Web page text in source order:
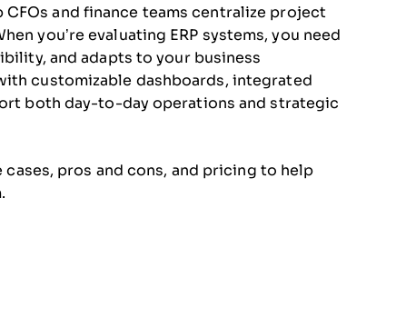
and finance teams centralize project
you’re evaluating ERP systems, you need
and adapts to your business
customizable dashboards, integrated
both day-to-day operations and strategic
cases, pros and cons, and pricing to help